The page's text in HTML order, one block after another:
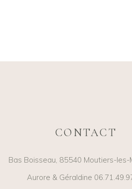
CONTACT
Bas Boisseau, 85540 Moutiers-les-
Aurore & Géraldine